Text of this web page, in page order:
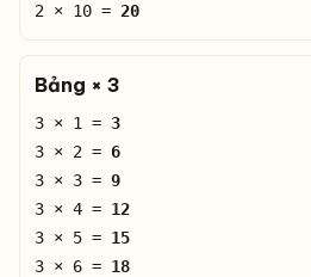
2 × 10 = 20
Bảng × 3
3 × 1 = 3
3 × 2 = 6
3 × 3 = 9
3 × 4 = 12
3 × 5 = 15
3 × 6 = 18